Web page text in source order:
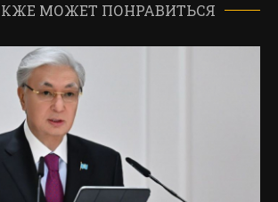
МОЖЕТ ПОНРАВИТЬСЯ